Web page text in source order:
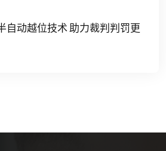
自动越位技术 助力裁判判罚更